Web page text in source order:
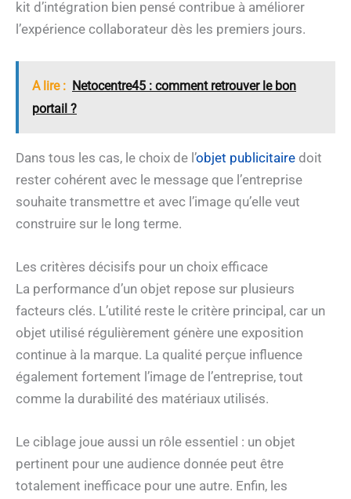
kit d’intégration bien pensé contribue à améliorer
l’expérience collaborateur dès les premiers jours.
A lire : Netocentre45 : comment retrouver le bon
portail ?
Dans tous les cas, le choix de l’objet publicitaire doit
rester cohérent avec le message que l’entreprise
souhaite transmettre et avec l’image qu’elle veut
construire sur le long terme.
Les critères décisifs pour un choix efficace
La performance d’un objet repose sur plusieurs
facteurs clés. L’utilité reste le critère principal, car un
objet utilisé régulièrement génère une exposition
continue à la marque. La qualité perçue influence
également fortement l’image de l’entreprise, tout
comme la durabilité des matériaux utilisés.
Le ciblage joue aussi un rôle essentiel : un objet
pertinent pour une audience donnée peut être
totalement inefficace pour une autre. Enfin, les